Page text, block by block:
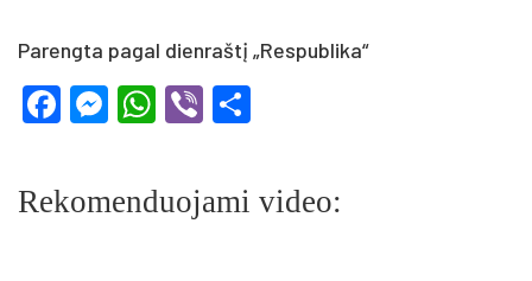
Parengta pagal dienraštį „Respublika“
Facebook
Messenger
WhatsApp
Viber
Rekomenduojami video: